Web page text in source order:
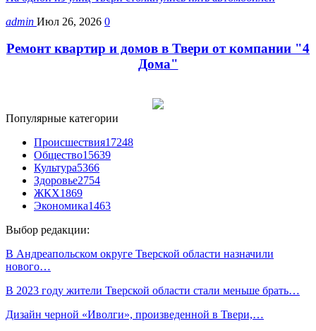
admin Июл 26, 2026 0
Ремонт квартир и домов в Твери от компании "4
Дома"
Популярные категории
Происшествия17248
Общество15639
Культура5366
Здоровье2754
ЖКХ1869
Экономика1463
Выбор редакции:
В Андреапольском округе Тверской области назначили
нового…
В 2023 году жители Тверской области стали меньше брать…
Дизайн черной «Иволги», произведенной в Твери,…